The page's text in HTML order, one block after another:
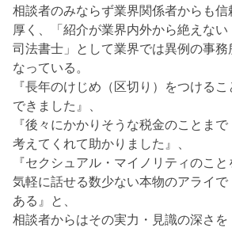
相談者のみならず業界関係者からも信
厚く、「紹介が業界内外から絶えない
司法書士」として業界では異例の事務
なっている。
『長年のけじめ（区切り）をつけるこ
できました』、
『後々にかかりそうな税金のことまで
考えてくれて助かりました』、
『セクシュアル・マイノリティのこと
気軽に話せる数少ない本物のアライで
ある』と、
相談者からはその実力・見識の深さを